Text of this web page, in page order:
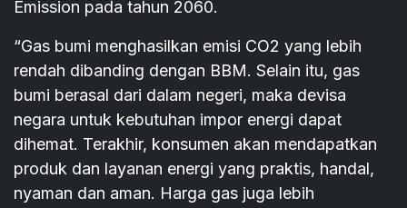
Emission pada tahun 2060.
“Gas bumi menghasilkan emisi CO2 yang lebih
rendah dibanding dengan BBM. Selain itu, gas
bumi berasal dari dalam negeri, maka devisa
negara untuk kebutuhan impor energi dapat
dihemat. Terakhir, konsumen akan mendapatkan
produk dan layanan energi yang praktis, handal,
nyaman dan aman. Harga gas juga lebih